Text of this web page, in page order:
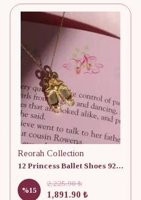
Reorah Collection
12 Princess Ballet Shoes 925 Gümüş Kolye
%15
2,225.90 ₺
1,891.90 ₺